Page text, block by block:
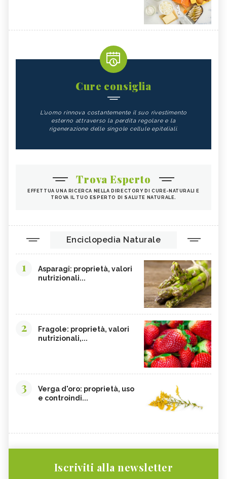
Cure consiglia
L'uomo rinnova costantemente il suo rivestimento
esterno attraverso la perdita regolare e la
rigenerazione delle singole cellule epiteliali.
Trova Esperto
EFFETTUA UNA RICERCA NELLA DIRECTORY DI CURE-NATURALI E
TROVA IL TUO ESPERTO DI SALUTE NATURALE.
Enciclopedia Naturale
1
Asparagi: proprietà, valori
nutrizionali...
2
Fragole: proprietà, valori
nutrizionali,...
3
Verga d'oro: proprietà, uso
e controindi...
Iscriviti alla newsletter